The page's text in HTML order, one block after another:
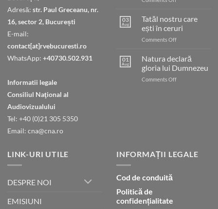
Adresă: str. Paul Greceanu, nr.
16, sector 2, București
E-mail:
contact[at]rvebucuresti.ro
WhatsApp: +40730.502.931
Informatii legale
Consiliul Naţional al
Audiovizualului
Tel: +40 (0)21 305 5350
Email: cna@cna.ro
03
Aug
Tatăl nostru care
ești în ceruri
Comments Offon
nostru
care
ești
în
01
Aug
Natura declară
gloria lui Dumnezeu
Comments Offon
LINK-URI UTILE
DESPRE NOI
EMISIUNI
INFORMAȚII LEGALE
Cod de conduită
Politică de
confidențialitate